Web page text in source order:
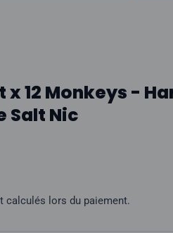
x 12 Monkeys -
Salt Nic
calculés lors du paiement.